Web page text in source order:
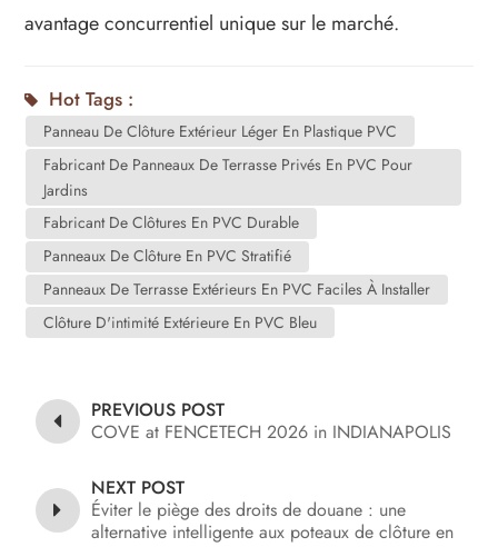
avantage concurrentiel unique sur le marché.
Hot Tags :
Panneau De Clôture Extérieur Léger En Plastique PVC
Fabricant De Panneaux De Terrasse Privés En PVC Pour
Jardins
Fabricant De Clôtures En PVC Durable
Panneaux De Clôture En PVC Stratifié
Panneaux De Terrasse Extérieurs En PVC Faciles À Installer
Clôture D'intimité Extérieure En PVC Bleu
PREVIOUS POST
COVE at FENCETECH 2026 in INDIANAPOLIS
NEXT POST
Éviter le piège des droits de douane : une
alternative intelligente aux poteaux de clôture en